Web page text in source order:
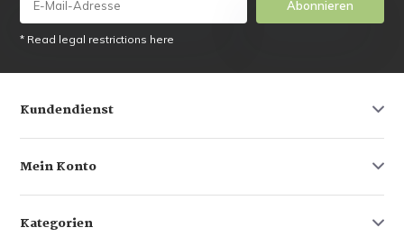
Abonnieren
* Read legal restrictions here
Kundendienst
Mein Konto
Kategorien